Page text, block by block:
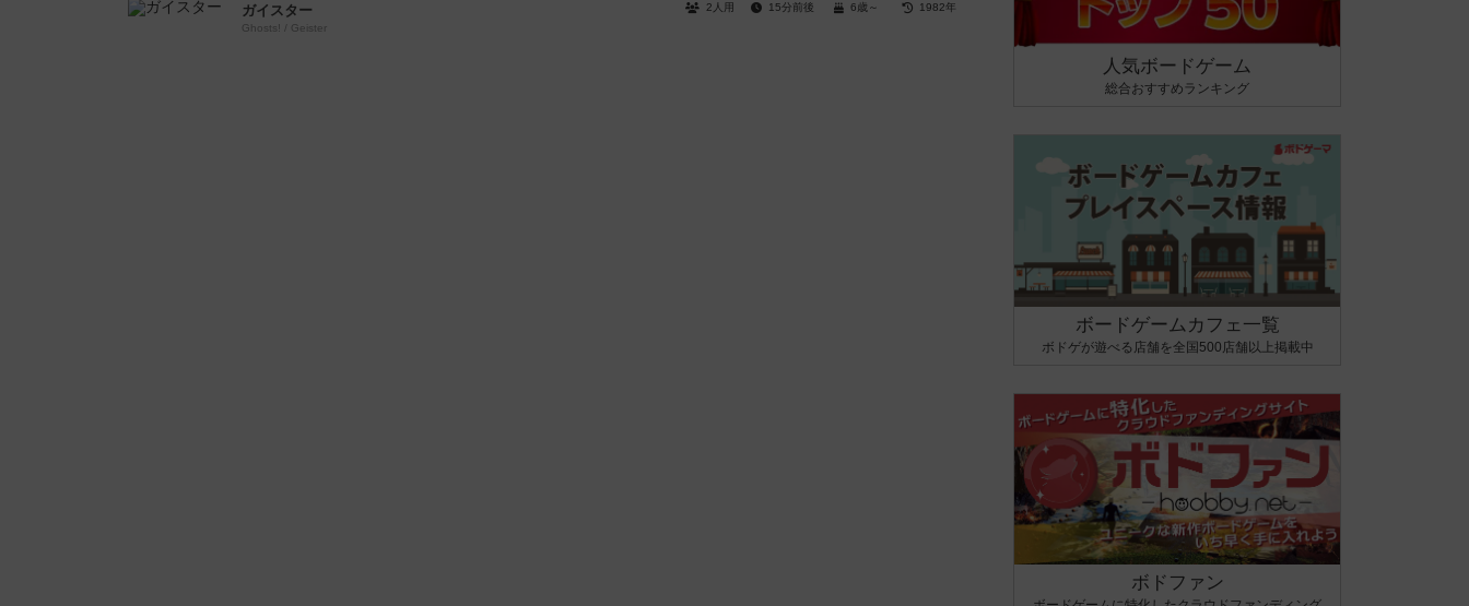
ガイスター
Ghosts! / Geister
2人用 15分前後 6歳～ 1982年
人気ボードゲーム
総合おすすめランキング
ボードゲームカフェ一覧
ボドゲが遊べる店舗を全国500店舗以上掲載中
ボドファン